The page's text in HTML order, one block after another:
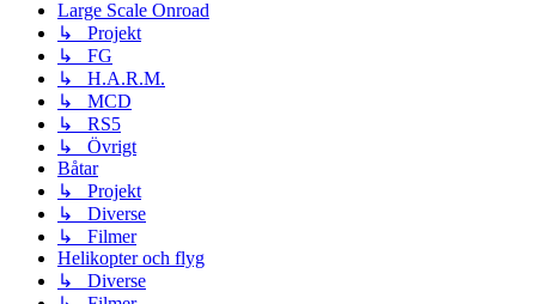
Large Scale Onroad
↳ Projekt
↳ FG
↳ H.A.R.M.
↳ MCD
↳ RS5
↳ Övrigt
Båtar
↳ Projekt
↳ Diverse
↳ Filmer
Helikopter och flyg
↳ Diverse